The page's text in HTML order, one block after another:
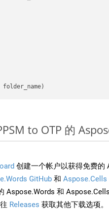
to OTP 的
创建一个帐户以获得免费的
GitHub 和 Aspose.Cells
Aspose.Words 和
Releases 获取其他下载选项。